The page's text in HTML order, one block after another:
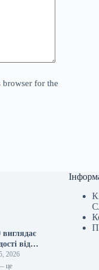
browser for the
від
2026
це